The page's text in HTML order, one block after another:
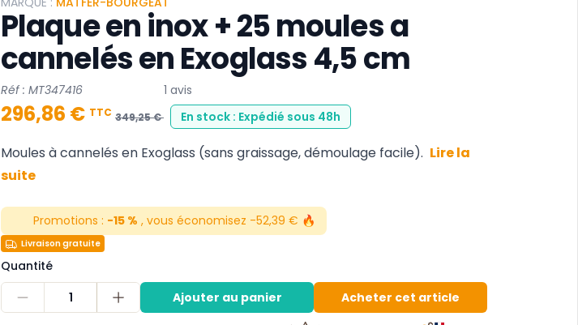
Plaque en inox + 25 moules a
cannelés en Exoglass 4,5 cm
Réf : MT347416 1 avis
296,86 € TTC 349,25 € En stock : Expédié sous 48h
Moules à cannelés en Exoglass (sans graissage, démoulage facile). Lire la
suite
Promotions : -15 % , vous économisez -52,39 € 🔥
Livraison gratuite
Quantité
1
Ajouter au panier Acheter cet article